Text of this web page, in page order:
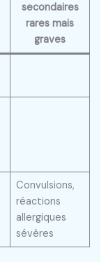
secondaires
rares mais
graves
Convulsions,
réactions
allergiques
sévères